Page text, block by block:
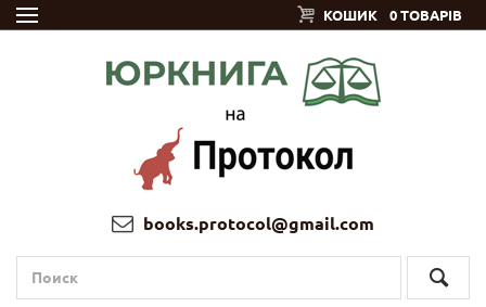
КОШИК 0 ТОВАРІВ
books.protocol@gmail.com